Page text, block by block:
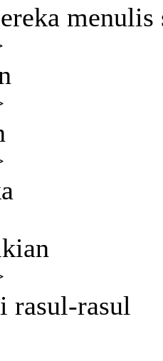
menulis
rasul-rasul